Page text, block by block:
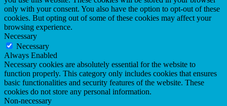
only with your consent. You also have the option to opt-out of these
cookies. But opting out of some of these cookies may affect your
browsing experience.
Necessary
Necessary
Always Enabled
Necessary cookies are absolutely essential for the website to
function properly. This category only includes cookies that ensures
basic functionalities and security features of the website. These
cookies do not store any personal information.
Non-necessary